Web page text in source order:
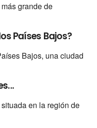
grande de
Países Bajos?
Bajos, una ciudad
en la región de